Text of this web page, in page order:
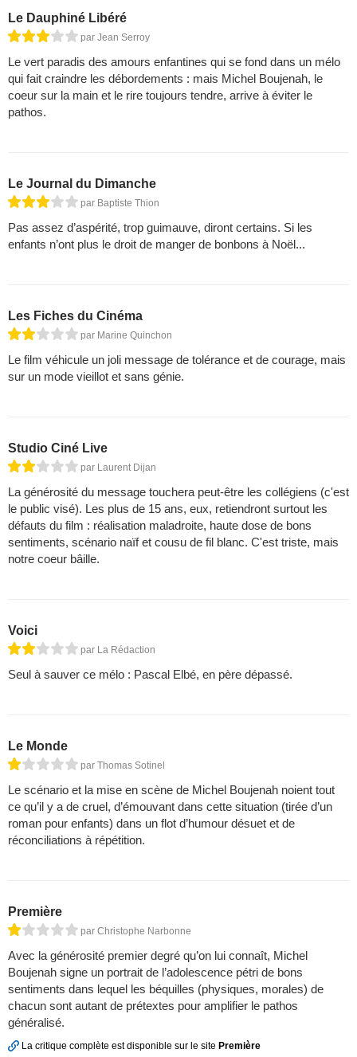
Le Dauphiné Libéré
par Jean Serroy
Le vert paradis des amours enfantines qui se fond dans un mélo
qui fait craindre les débordements : mais Michel Boujenah, le
coeur sur la main et le rire toujours tendre, arrive à éviter le
pathos.
Le Journal du Dimanche
par Baptiste Thion
Pas assez d’aspérité, trop guimauve, diront certains. Si les
enfants n’ont plus le droit de manger de bonbons à Noël...
Les Fiches du Cinéma
par Marine Quinchon
Le film véhicule un joli message de tolérance et de courage, mais
sur un mode vieillot et sans génie.
Studio Ciné Live
par Laurent Dijan
La générosité du message touchera peut-être les collégiens (c'est
le public visé). Les plus de 15 ans, eux, retiendront surtout les
défauts du film : réalisation maladroite, haute dose de bons
sentiments, scénario naïf et cousu de fil blanc. C'est triste, mais
notre coeur bâille.
Voici
par La Rédaction
Seul à sauver ce mélo : Pascal Elbé, en père dépassé.
Le Monde
par Thomas Sotinel
Le scénario et la mise en scène de Michel Boujenah noient tout
ce qu’il y a de cruel, d’émouvant dans cette situation (tirée d’un
roman pour enfants) dans un flot d’humour désuet et de
réconciliations à répétition.
Première
par Christophe Narbonne
Avec la générosité premier degré qu’on lui connaît, Michel
Boujenah signe un portrait de l’adolescence pétri de bons
sentiments dans lequel les béquilles (physiques, morales) de
chacun sont autant de prétextes pour amplifier le pathos
généralisé.
La critique complète est disponible sur le site Première